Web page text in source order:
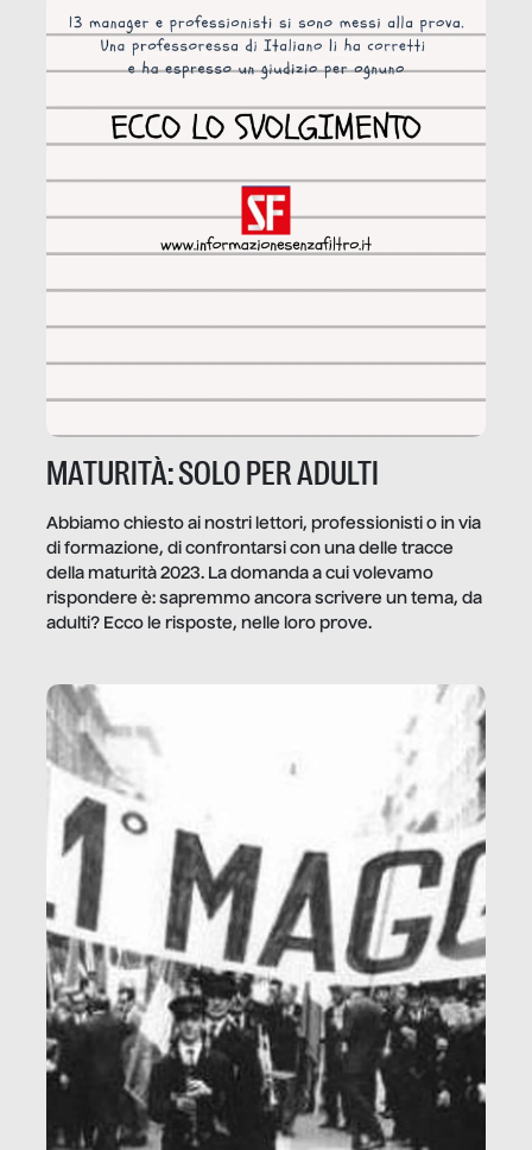
MATURITÀ: SOLO PER ADULTI
Abbiamo chiesto ai nostri lettori, professionisti o in via
di formazione, di confrontarsi con una delle tracce
della maturità 2023. La domanda a cui volevamo
rispondere è: sapremmo ancora scrivere un tema, da
adulti? Ecco le risposte, nelle loro prove.